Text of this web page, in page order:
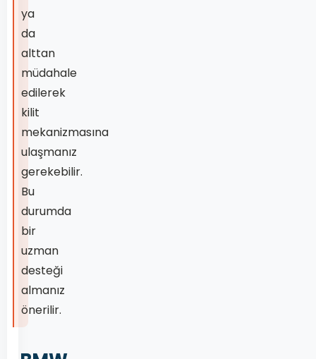
ya
da
alttan
müdahale
edilerek
kilit
mekanizmasına
ulaşmanız
gerekebilir.
Bu
durumda
bir
uzman
desteği
almanız
önerilir.